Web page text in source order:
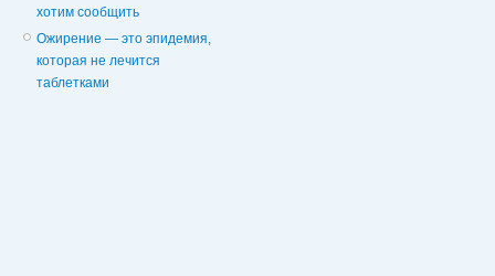
хотим сообщить
Ожирение — это эпидемия,
которая не лечится
таблетками